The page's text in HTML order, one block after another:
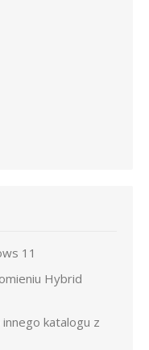
11
Hybrid
katalogu z